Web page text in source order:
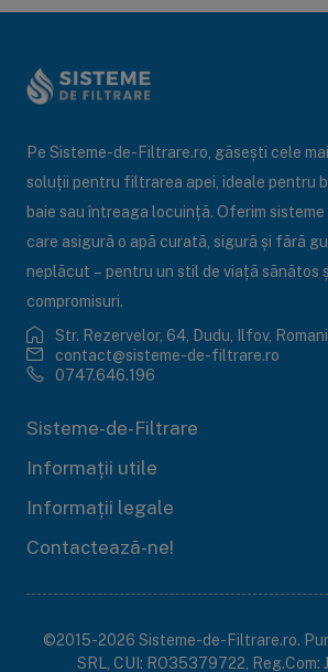
Pe Sisteme-de-Filtrare.ro, găsești cele
soluții pentru filtrarea apei, ideale pentru
baie sau întreaga locuință. Oferim sisteme
care asigură o apă curată, sigură și fără
neplăcut – pentru un stil de viață sănătos
compromisuri.
Str. Rezervelor, 64, Dudu, Ilfov,
contact@sisteme-de-filtrare.ro
0747.646.196
Sisteme-de-Filtrare
Informații utile
Informații legale
Contactează-ne!
©2015-2026 Sisteme-de-Filtrare.ro.
SRL, CUI: RO35379722, Reg.Com: